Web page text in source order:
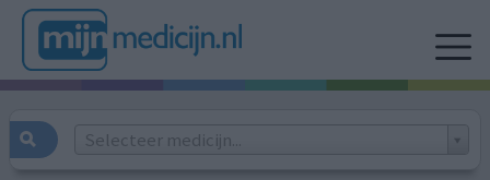
Selecteer medicijn...